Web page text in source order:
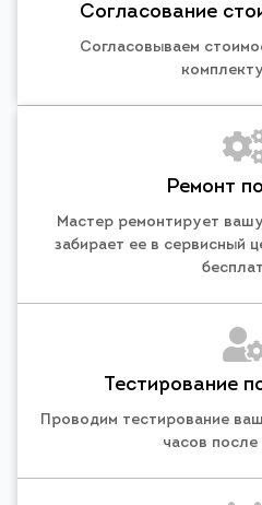
Согласование
Согласовываем
Ремонт
Мастер ремонтирует
забирает ее в сервисный
Тестирование
Проводим тестирование
часов